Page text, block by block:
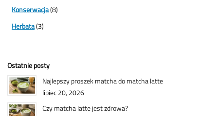
Konserwacja(8)
Herbata(3)
Ostatnie posty
Najlepszy proszek matcha do matcha latte
lipiec 20, 2026
Czy matcha latte jest zdrowa?